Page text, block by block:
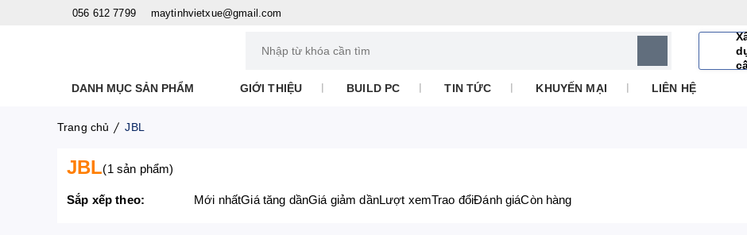
056 612 7799 maytinhvietxue@gmail.com
DANH MỤC SẢN PHẨM GIỚI THIỆU BUILD PC TIN TỨC KHUYẾN MẠI LIÊN HỆ
Trang chủ JBL
JBL(1 sản phẩm)
Sắp xếp theo: Mới nhấtGiá tăng dầnGiá giảm dầnLượt xem Trao đổi Đánh giáCòn hàng